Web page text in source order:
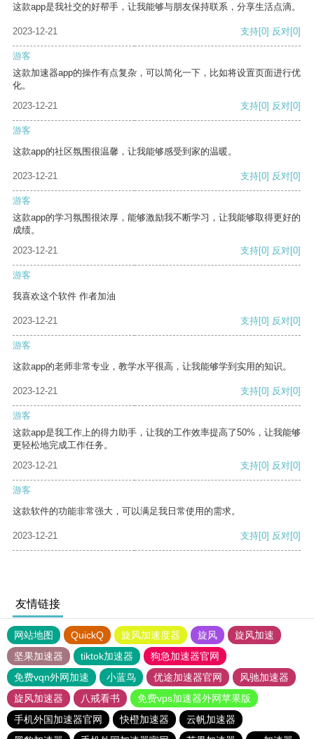
这款app是我社交的好帮手，让我能够与朋友保持联系，分享生活点滴。
2023-12-21 支持[0] 反对[0]
游客
这款加速器app的操作有点复杂，可以简化一下，比如将设置页面进行优
化。
2023-12-21
支持[0] 反对[0]
游客
这款app的社区氛围很温馨，让我能够感受到家的温暖。
2023-12-21 支持[0] 反对[0]
游客
这款app的学习氛围很浓厚，能够激励我不断学习，让我能够取得更好的
成绩。
2023-12-21
支持[0] 反对[0]
游客
我喜欢这个软件 作者加油
2023-12-21 支持[0] 反对[0]
游客
这款app的老师非常专业，教学水平很高，让我能够学到实用的知识。
2023-12-21 支持[0] 反对[0]
游客
这款app是我工作上的得力助手，让我的工作效率提高了50%，让我能够
更轻松地完成工作任务。
2023-12-21
支持[0] 反对[0]
游客
这款软件的功能非常强大，可以满足我日常使用的需求。
2023-12-21 支持[0] 反对[0]
友情链接
网站地图 QuickQ 旋风加速度器 旋风
旋风加速
坚果加速器
tiktok加速器
狗急加速器官网
免费vqn外网加速
小蓝鸟 优途加速器官网
风驰加速器
旋风加速器
八戒看书
免费vps加速器外网苹果版
手机外国加速器官网
快橙加速器
云帆加速器